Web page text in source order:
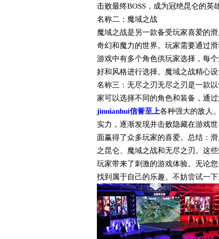
击败最终BOSS，成为冠绝昆仑的英
名称二：魔域之战
魔域之战是另一款备受玩家喜爱的
奇幻和魔力的世界。玩家需要通过
游戏中有多个角色供玩家选择，每
好和风格进行选择。魔域之战精心
名称三：无尽之刃无尽之刃是一款
家可以选择不同的角色和装备，通
jinnianhui信誉至上各种强大的敌人
实力，逐渐发现并击败隐藏在游戏
面赢得了众多玩家的喜爱。总结：
之昆仑、魔域之战和无尽之刃。这
玩家带来了刺激的游戏体验。无论
找到属于自己的乐趣。不妨尝试一